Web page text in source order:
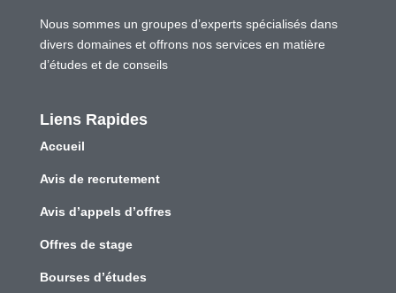
Nous sommes un groupes d’experts spécialisés dans
divers domaines et offrons nos services en matière
d’études et de conseils
Liens Rapides
Accueil
Avis de recrutement
Avis d’appels d’offres
Offres de stage
Bourses d’études